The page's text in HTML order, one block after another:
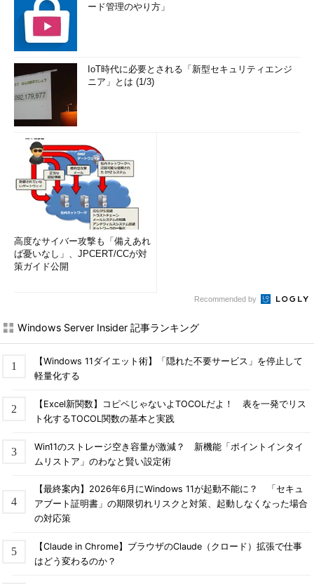
ード管理のやり方」
IoT時代に必要とされる「新型セキュリティエンジ
ニア」とは (1/3)
高度なサイバー攻撃も「備えあれ
ば憂いなし」、JPCERT/CCが対
策ガイド公開
Recommended by
Windows Server Insider 記事ランキング
【Windows 11ダイエット術】「隠れた不要サービス」を停止して
軽量化する
【Excel新関数】コピペじゃないよTOCOLだよ！ 表を一発でリス
ト化するTOCOL関数の基本と実践
Win11のストレージ空き容量が激減？ 新機能「ポイントインタイ
ムリストア」のわなと賢い設定術
【最終案内】2026年6月にWindows 11が起動不能に？ 「セキュ
アブート証明書」の期限切れリスクと対策、起動しなくなった場合
の対応策
【Claude in Chrome】ブラウザのClaude（クロード）拡張で仕事
はどう変わるのか？